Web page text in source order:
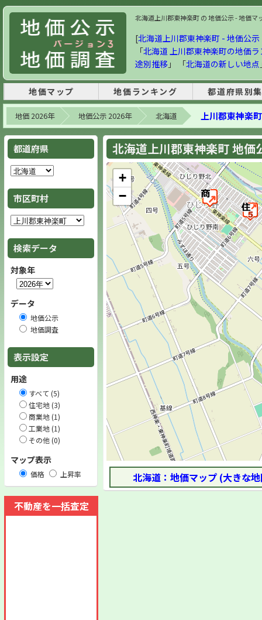
北海道上川郡東神楽町 の 地価公示 - 地価
[北海道上川郡東神楽町 - 地価公
「北海道 上川郡東神楽町の地価
途別推移 」 「北海道の新しい地点
地価マップ 地価ランキング 都道府県別
地価 2026年 地価公示 2026年 北海道 上川郡東神楽
都道府県
市区町村
検索データ
対象年
データ
地価公示
地価調査
表示設定
用途
すべて (5)
住宅地 (3)
商業地 (1)
工業地 (1)
その他 (0)
マップ表示
価格 上昇率
不動産を一括査定
北海道上川郡東神楽町 地
+
−
北海道：地価マップ (大きな